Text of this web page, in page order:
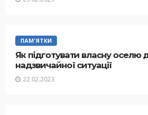
ПАМ'ЯТКИ
Як підготувати власну оселю
надзвичайної ситуації
22.02.2023